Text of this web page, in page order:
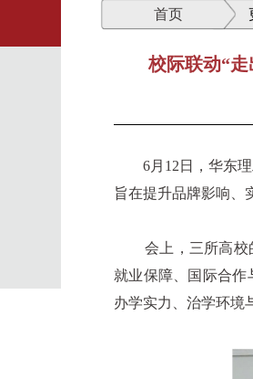
首页
校际联动“
6月12日，华东理
旨在提升品牌影响、
会上，三所高校的
就业保障、国际合
办学实力、治学环境